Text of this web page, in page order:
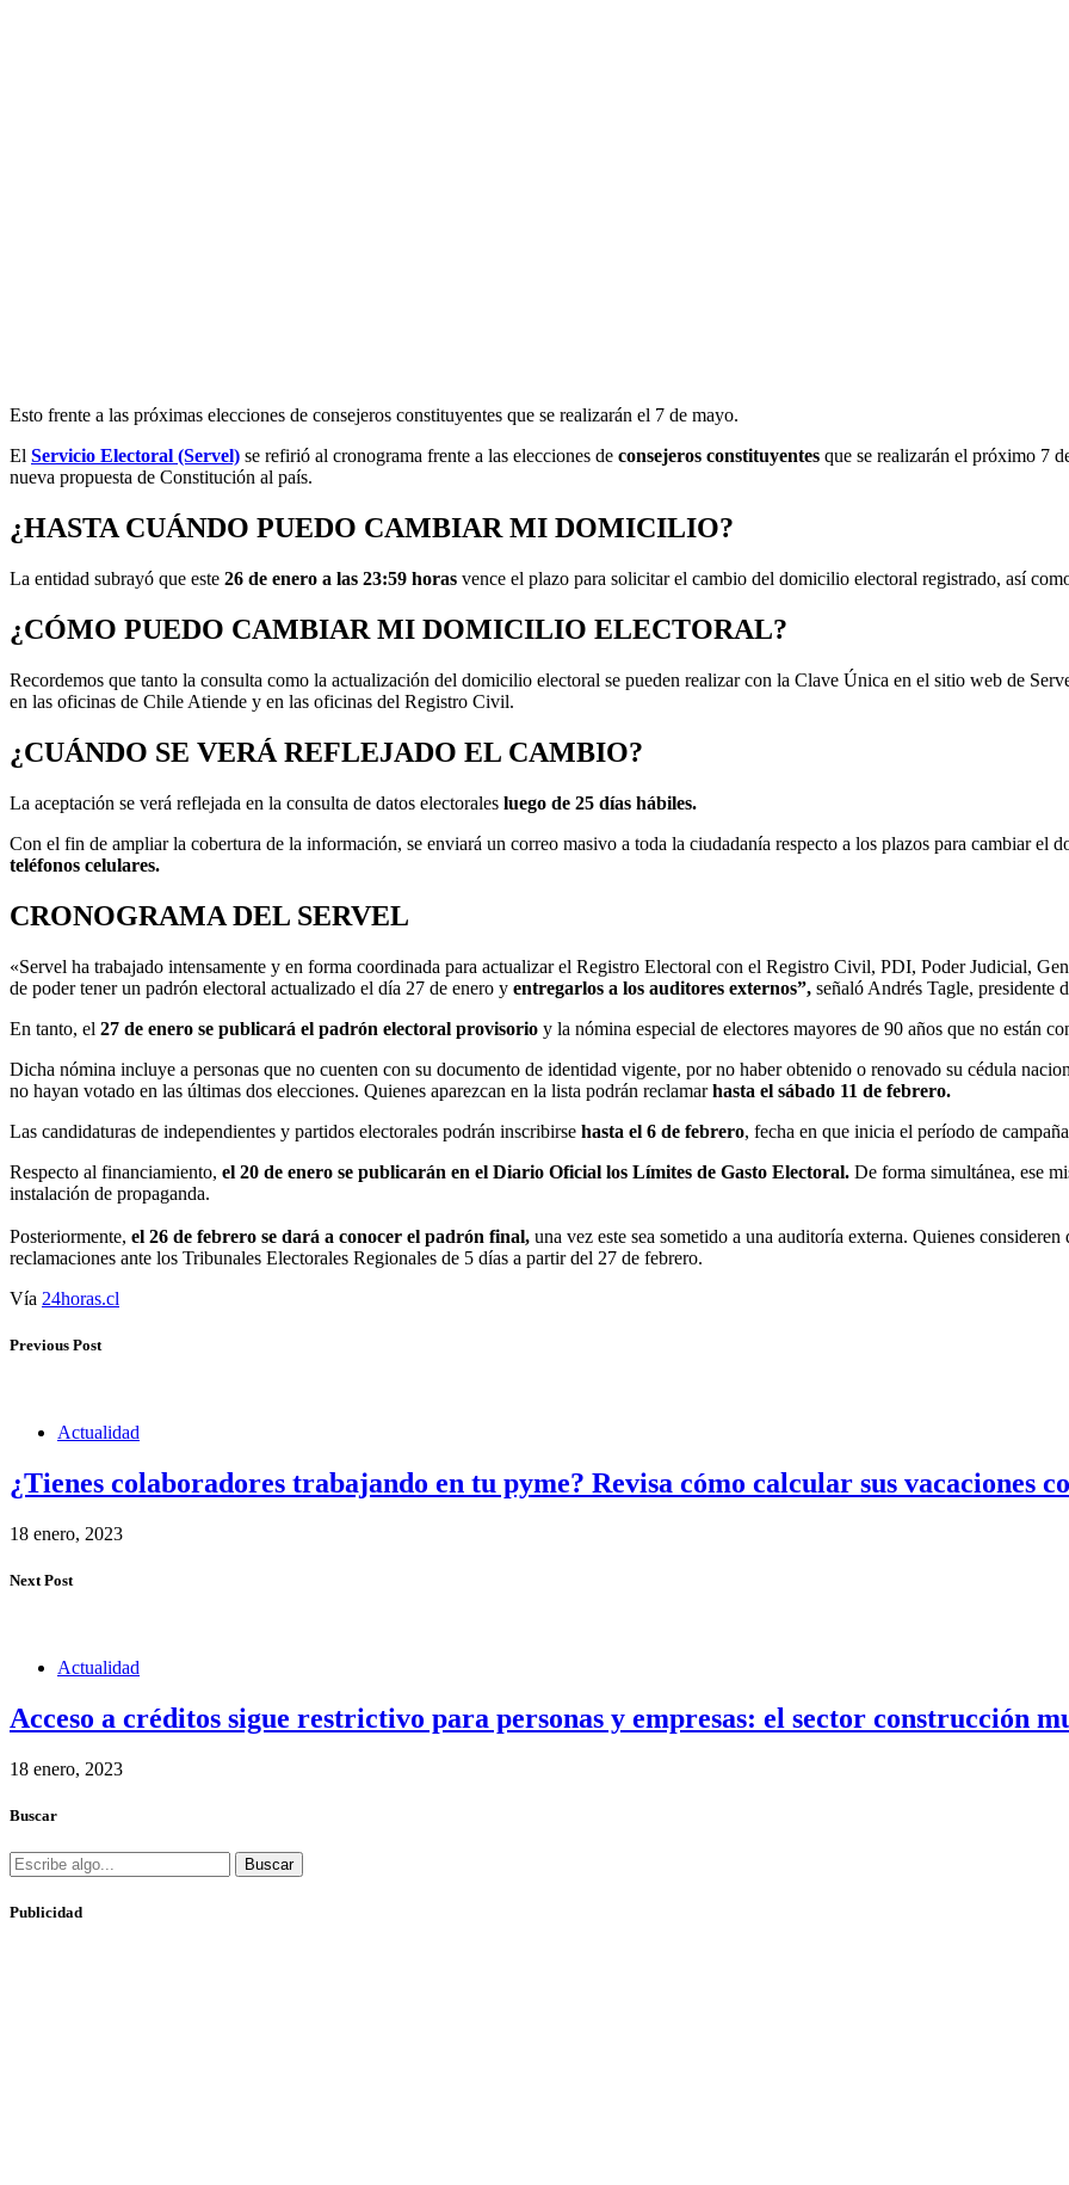
Esto frente a las próximas elecciones de consejeros constituyentes que se realizarán el 7 de mayo.
El Servicio Electoral (Servel) se refirió al cronograma frente a las elecciones de consejeros constituyentes que se realizarán el próximo 7
nueva propuesta de Constitución al país.
¿HASTA CUÁNDO PUEDO CAMBIAR MI DOMICILIO?
La entidad subrayó que este 26 de enero a las 23:59 horas vence el plazo para solicitar el cambio del domicilio electoral registrado, así
¿CÓMO PUEDO CAMBIAR MI DOMICILIO ELECTORAL?
Recordemos que tanto la consulta como la actualización del domicilio electoral se pueden realizar con la Clave Única en el sitio web de
en las oficinas de Chile Atiende y en las oficinas del Registro Civil.
¿CUÁNDO SE VERÁ REFLEJADO EL CAMBIO?
La aceptación se verá reflejada en la consulta de datos electorales luego de 25 días hábiles.
Con el fin de ampliar la cobertura de la información, se enviará un correo masivo a toda la ciudadanía respecto a los plazos para cambiar el
teléfonos celulares.
CRONOGRAMA DEL SERVEL
«Servel ha trabajado intensamente y en forma coordinada para actualizar el Registro Electoral con el Registro Civil, PDI, Poder Judicial,
de poder tener un padrón electoral actualizado el día 27 de enero y entregarlos a los auditores externos”, señaló Andrés Tagle, presidente
En tanto, el 27 de enero se publicará el padrón electoral provisorio y la nómina especial de electores mayores de 90 años que no están
Dicha nómina incluye a personas que no cuenten con su documento de identidad vigente, por no haber obtenido o renovado su cédula
no hayan votado en las últimas dos elecciones. Quienes aparezcan en la lista podrán reclamarhasta el sábado 11 de febrero.
Las candidaturas de independientes y partidos electorales podrán inscribirse hasta el 6 de febrero, fecha en que inicia el período de
Respecto al financiamiento, el 20 de enero se publicarán en el Diario Oficial los Límites de Gasto Electoral. De forma simultánea, ese
instalación de propaganda.
Posteriormente, el 26 de febrero se dará a conocer el padrón final, una vez este sea sometido a una auditoría externa. Quienes
reclamaciones ante los Tribunales Electorales Regionales de 5 días a partir del 27 de febrero.
Vía 24horas.cl
Previous Post
Actualidad
¿Tienes colaboradores trabajando en tu pyme? Revisa cómo calcular sus vacaciones
18 enero, 2023
Next Post
Actualidad
Acceso a créditos sigue restrictivo para personas y empresas: el sector construcción
18 enero, 2023
Buscar
Buscar
Publicidad